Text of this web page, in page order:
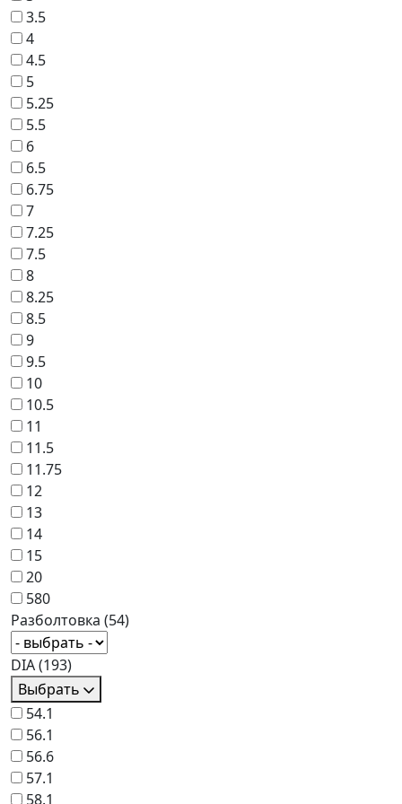
3.5
4
4.5
5
5.25
5.5
6
6.5
6.75
7
7.25
7.5
8
8.25
8.5
9
9.5
10
10.5
11
11.5
11.75
12
13
14
15
20
580
Разболтовка (54)
DIA(193)
Выбрать
54.1
56.1
56.6
57.1
58.1